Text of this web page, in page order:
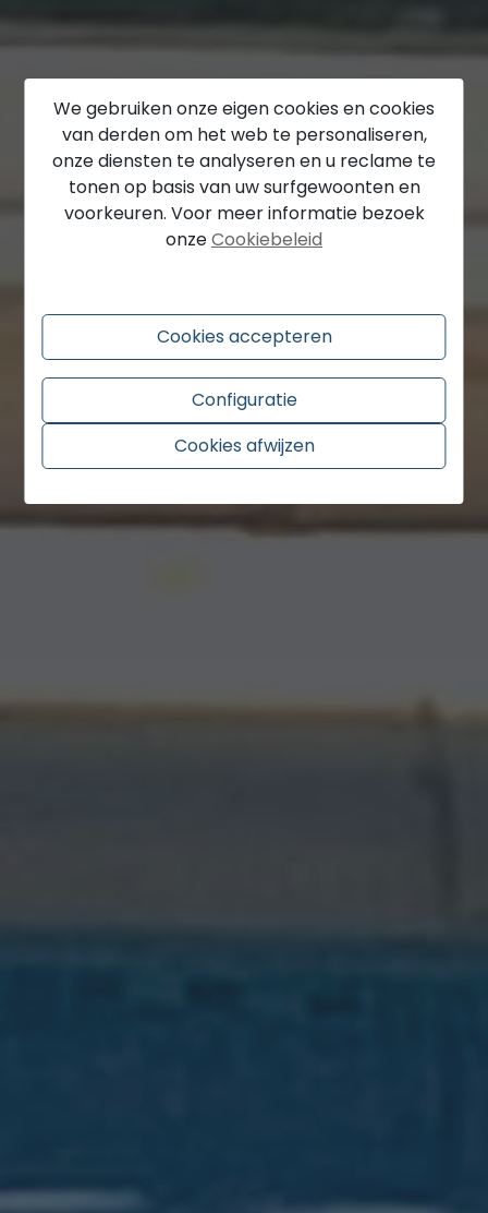
Vind uw droomhuis
WAT U ZOEKT,
WIJ HEBBEN HET,
EN ALS NIET...
Zie meer
We gebruiken onze eigen cookies en cookies
van derden om het web te personaliseren,
onze diensten te analyseren en u reclame te
tonen op basis van uw surfgewoonten en
voorkeuren. Voor meer informatie bezoek
onzeCookiebeleid
Cookies accepteren
Configuratie
Cookies afwijzen